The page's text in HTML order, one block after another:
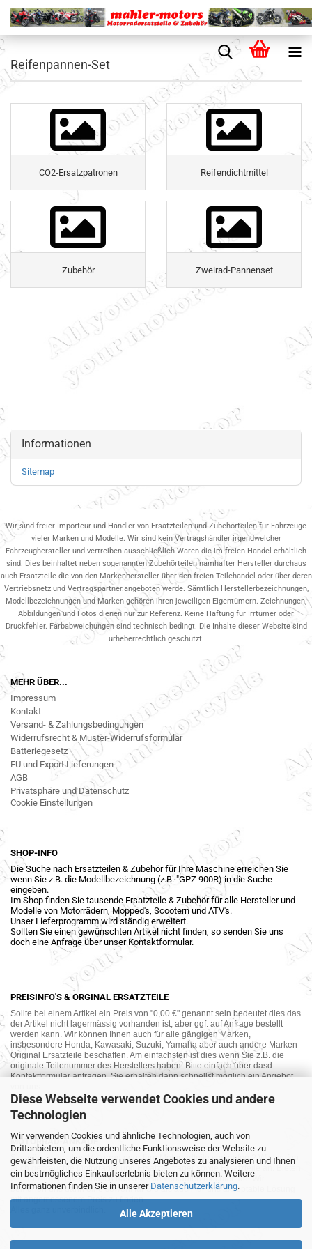
Diese Webseite verwendet Cookies und andere
Technologien
Wir verwenden Cookies und ähnliche Technologien, auch von
Drittanbietern, um die ordentliche Funktionsweise der Website zu
gewährleisten, die Nutzung unseres Angebotes zu analysieren und Ihnen
ein bestmögliches Einkaufserlebnis bieten zu können. Weitere
Informationen finden Sie in unserer Datenschutzerklärung.
Alle Akzeptieren
Reifenpannen-Set
CO2-Ersatzpatronen Reifendichtmittel
Zubehör Zweirad-Pannenset
Informationen
Sitemap
Wir sind freier Importeur und Händler von Ersatzteilen und Zubehörteilen für Fahrzeuge
vieler Marken und Modelle. Wir sind kein Vertragshändler irgendwelcher
Fahrzeughersteller und vertreiben ausschließlich Waren die im freien Handel erhältlich
sind. Dies beinhaltet neben sogenannten Zubehörteilen namhafter Hersteller durchaus
auch Ersatzteile die von den Markenhersteller über den freien Teilehandel oder über deren
Vertriebsnetz und Vertragspartner.angeboten werde. Sämtlich Herstellerbezeichnungen,
Modellbezeichnungen und Marken gehören ihren jeweiligen Eigentümern. Zeichnungen,
Abbildungen und Fotos dienen nur zur Referenz. Keine Haftung für Irrtümer oder
Druckfehler. Farbabweichungen sind technisch bedingt. Die Inhalte dieser Website sind
urheberrechtlich geschützt.
MEHR ÜBER...
Impressum
Kontakt
Versand- & Zahlungsbedingungen
Widerrufsrecht & Muster-Widerrufsformular
Batteriegesetz
EU und Export Lieferungen
AGB
Privatsphäre und Datenschutz
Cookie Einstellungen
SHOP-INFO
Die Suche nach Ersatzteilen & Zubehör für Ihre Maschine erreichen Sie
wenn Sie z.B. die Modellbezeichnung (z.B. "GPZ 900R) in die Suche
eingeben.
Im Shop finden Sie tausende Ersatzteile & Zubehör für alle Hersteller und
Modelle von Motorrädern, Mopped's, Scootern und ATV's.
Unser Lieferprogramm wird ständig erweitert.
Sollten Sie einen gewünschten Artikel nicht finden, so senden Sie uns
doch eine Anfrage über unser Kontaktformular.
PREISINFO'S & ORGINAL ERSATZTEILE
Sollte bei einem Artikel ein Preis von "0,00 €" genannt sein bedeutet dies das
der Artikel nicht lagermässig vorhanden ist, aber ggf. auf Anfrage bestellt
werden kann. Wir können Ihnen auch für alle gängigen Marken,
insbesondere Honda, Kawasaki, Suzuki, Yamaha aber auch andere Marken
Original Ersatzteile beschaffen. Am einfachsten ist dies wenn Sie z.B. die
originale Teilenummer des Herstellers haben. Bitte einfach über dasd
Kontaktformular anfragen. Sie erhalten dann schnellst möglich ein Angebot
MOTORRAD-ANKAUF
Sie möchte Ihr altes Motorrad oder Ihre Motorradteile verkaufen ? Wir kaufen
auch gebrauchte Motorräder und Ersatzteilträger sowie Ersatzteile an. Bieten
Sie uns doch unverbindlich das was Sie verkaufen möchten an. Wir
bemühen uns dann eine sowohl für Sie als auch für uns akzeptable Lösung
mit angemessenem Preis zu finden.